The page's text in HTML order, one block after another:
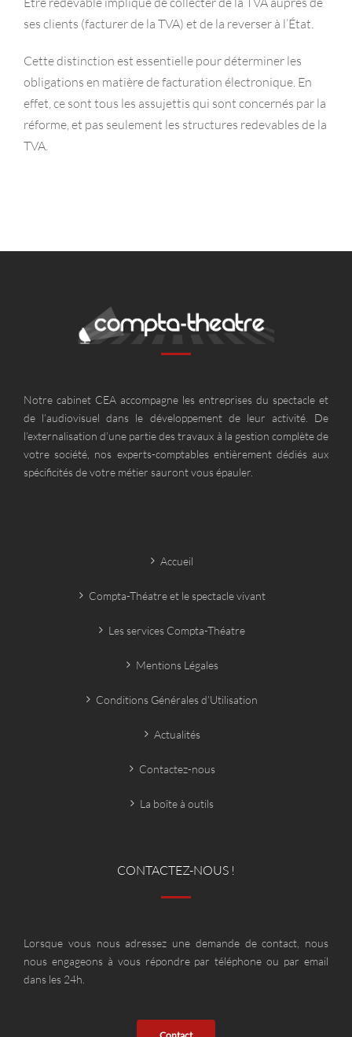
ses clients (facturer de la TVA) et de la reverser à l’État.
Cette distinction est essentielle pour déterminer les
obligations en matière de facturation électronique. En
effet, ce sont tous les assujettis qui sont concernés par la
réforme, et pas seulement les structures redevables de la
TVA.
Notre cabinet CEA accompagne les entreprises du spectacle et
de l’audiovisuel dans le développement de leur activité. De
l’externalisation d’une partie des travaux à la gestion complète de
votre société, nos experts-comptables entièrement dédiés aux
spécificités de votre métier sauront vous épauler.
Accueil
Compta-Théatre et le spectacle vivant
Les services Compta-Théatre
Mentions Légales
Conditions Générales d’Utilisation
Actualités
Contactez-nous
La boîte à outils
CONTACTEZ-NOUS !
Lorsque vous nous adressez une demande de contact, nous
nous engageons à vous répondre par téléphone ou par email
dans les 24h.